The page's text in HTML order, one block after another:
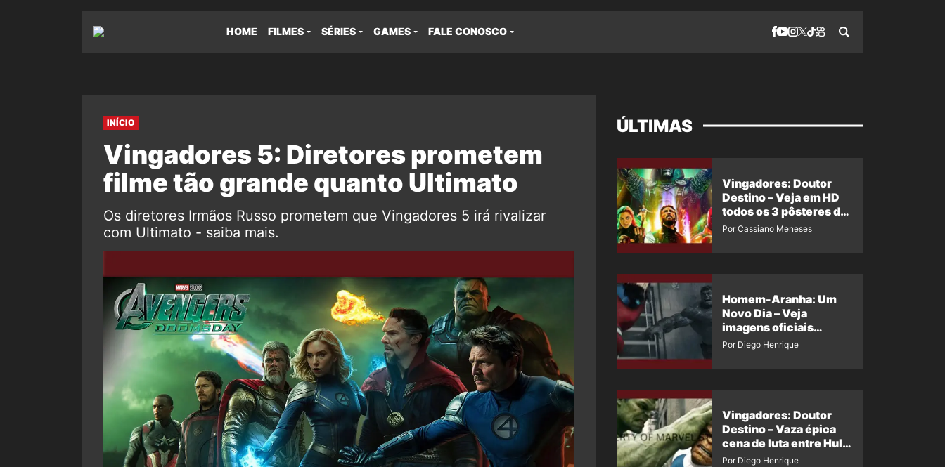
HOME FILMES SÉRIES GAMES FALE CONOSCO
INÍCIO
Vingadores 5: Diretores prometem
filme tão grande quanto Ultimato
Os diretores Irmãos Russo prometem que Vingadores 5 irá rivalizar
com Ultimato - saiba mais.
ÚLTIMAS
Vingadores: Doutor
Destino – Veja em HD
todos os 3 pôsteres de
‘Doomsday’ + 1 imagem
Por Cassiano Meneses
Homem-Aranha: Um
Novo Dia – Veja
imagens oficiais
descartadas do Hulk
Por Diego Henrique
Vingadores: Doutor
Destino – Vaza épica
cena de luta entre Hulk
e o Coisa
Por Diego Henrique